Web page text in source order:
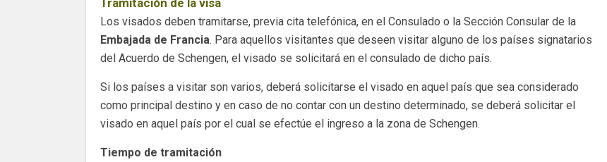
Los visados deben tramitarse, previa cita telefónica, en el Consulado o la Sección Consular de la
Embajada de Francia. Para aquellos visitantes que deseen visitar alguno de los países signatarios
del Acuerdo de Schengen, el visado se solicitará en el consulado de dicho país.
Si los países a visitar son varios, deberá solicitarse el visado en aquel país que sea considerado
como principal destino y en caso de no contar con un destino determinado, se deberá solicitar el
visado en aquel país por el cual se efectúe el ingreso a la zona de Schengen.
Tiempo de tramitación